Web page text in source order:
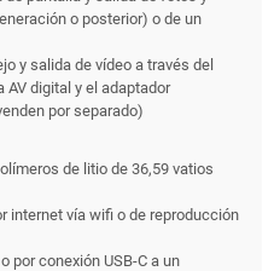
o posterior) o de un
y salida de vídeo a través del
AV digital y el adaptador
por separado)
de litio de 36,59 vatios
internet vía wifi o de reproducción
por conexión USB-C a un